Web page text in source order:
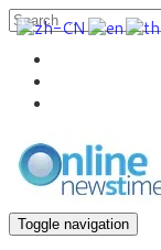
Toggle navigation